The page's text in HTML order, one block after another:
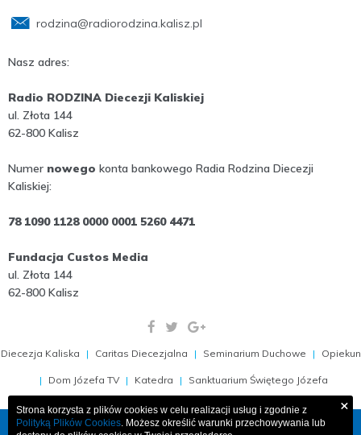
rodzina@radiorodzina.kalisz.pl
Nasz adres:
Radio RODZINA Diecezji Kaliskiej
ul. Złota 144
62-800 Kalisz
Numer nowego konta bankowego Radia Rodzina Diecezji
Kaliskiej:
78 1090 1128 0000 0001 5260 4471
Fundacja Custos Media
ul. Złota 144
62-800 Kalisz
Diecezja Kaliska Caritas Diecezjalna Seminarium Duchowe Opiekun
Dom Józefa TV Katedra Sanktuarium Świętego Józefa
COPYRIGHT 2009-2026, RADIO RODZINA 103,1 FM
Strona korzysta z plików cookies w celu realizacji usług i zgodnie z
Polityką Plików Cookies. Możesz określić warunki przechowywania lub
×